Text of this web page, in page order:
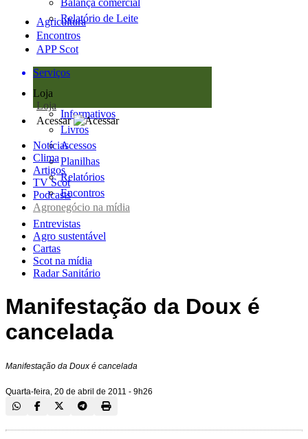
Balança comercial
Relatório de Leite
Agricultura
Encontros
APP Scot
Serviços
Loja
Loja
Informativos
Livros
Acessos
Planilhas
Relatórios
Encontros
Acessar
Notícias
Clima
Artigos
TV Scot
Podcasts
Agronegócio na mídia
Entrevistas
Agro sustentável
Cartas
Scot na mídia
Radar Sanitário
Manifestação da Doux é
cancelada
Manifestação da Doux é cancelada
Quarta-feira, 20 de abril de 2011 - 9h26